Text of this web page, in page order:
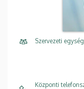
Szervezeti egység
Központi